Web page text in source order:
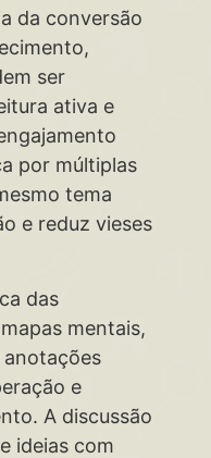
da conversão
ser
ativa e
por múltiplas
tema
e reduz vieses
das
mentais,
anotações
e
A discussão
ideias com